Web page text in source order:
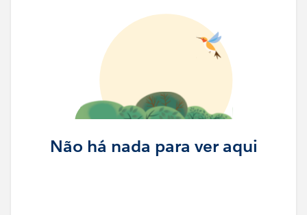
Não há nada para ver aqui